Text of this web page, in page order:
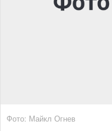
Фото: Майкл Огнев